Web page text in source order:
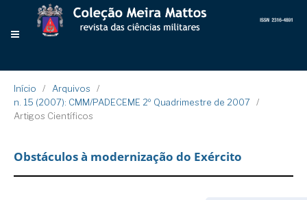
Início / Arquivos
/
n. 15 (2007): CMM/PADECEME 2º Quadrimestre de 2007
/
Artigos Científicos
Obstáculos à modernização do Exército